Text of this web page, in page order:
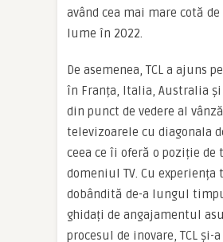
având cea mai mare cotă
lume în 2022.
De asemenea, TCL a ajuns
în Franța, Italia, Australia și
din punct de vedere al
televizoarele cu diagonala
ceea ce îi oferă o poziție de
domeniul TV. Cu experiența
dobândită de-a lungul
ghidați de angajamentul
procesul de inovare, TCL și-